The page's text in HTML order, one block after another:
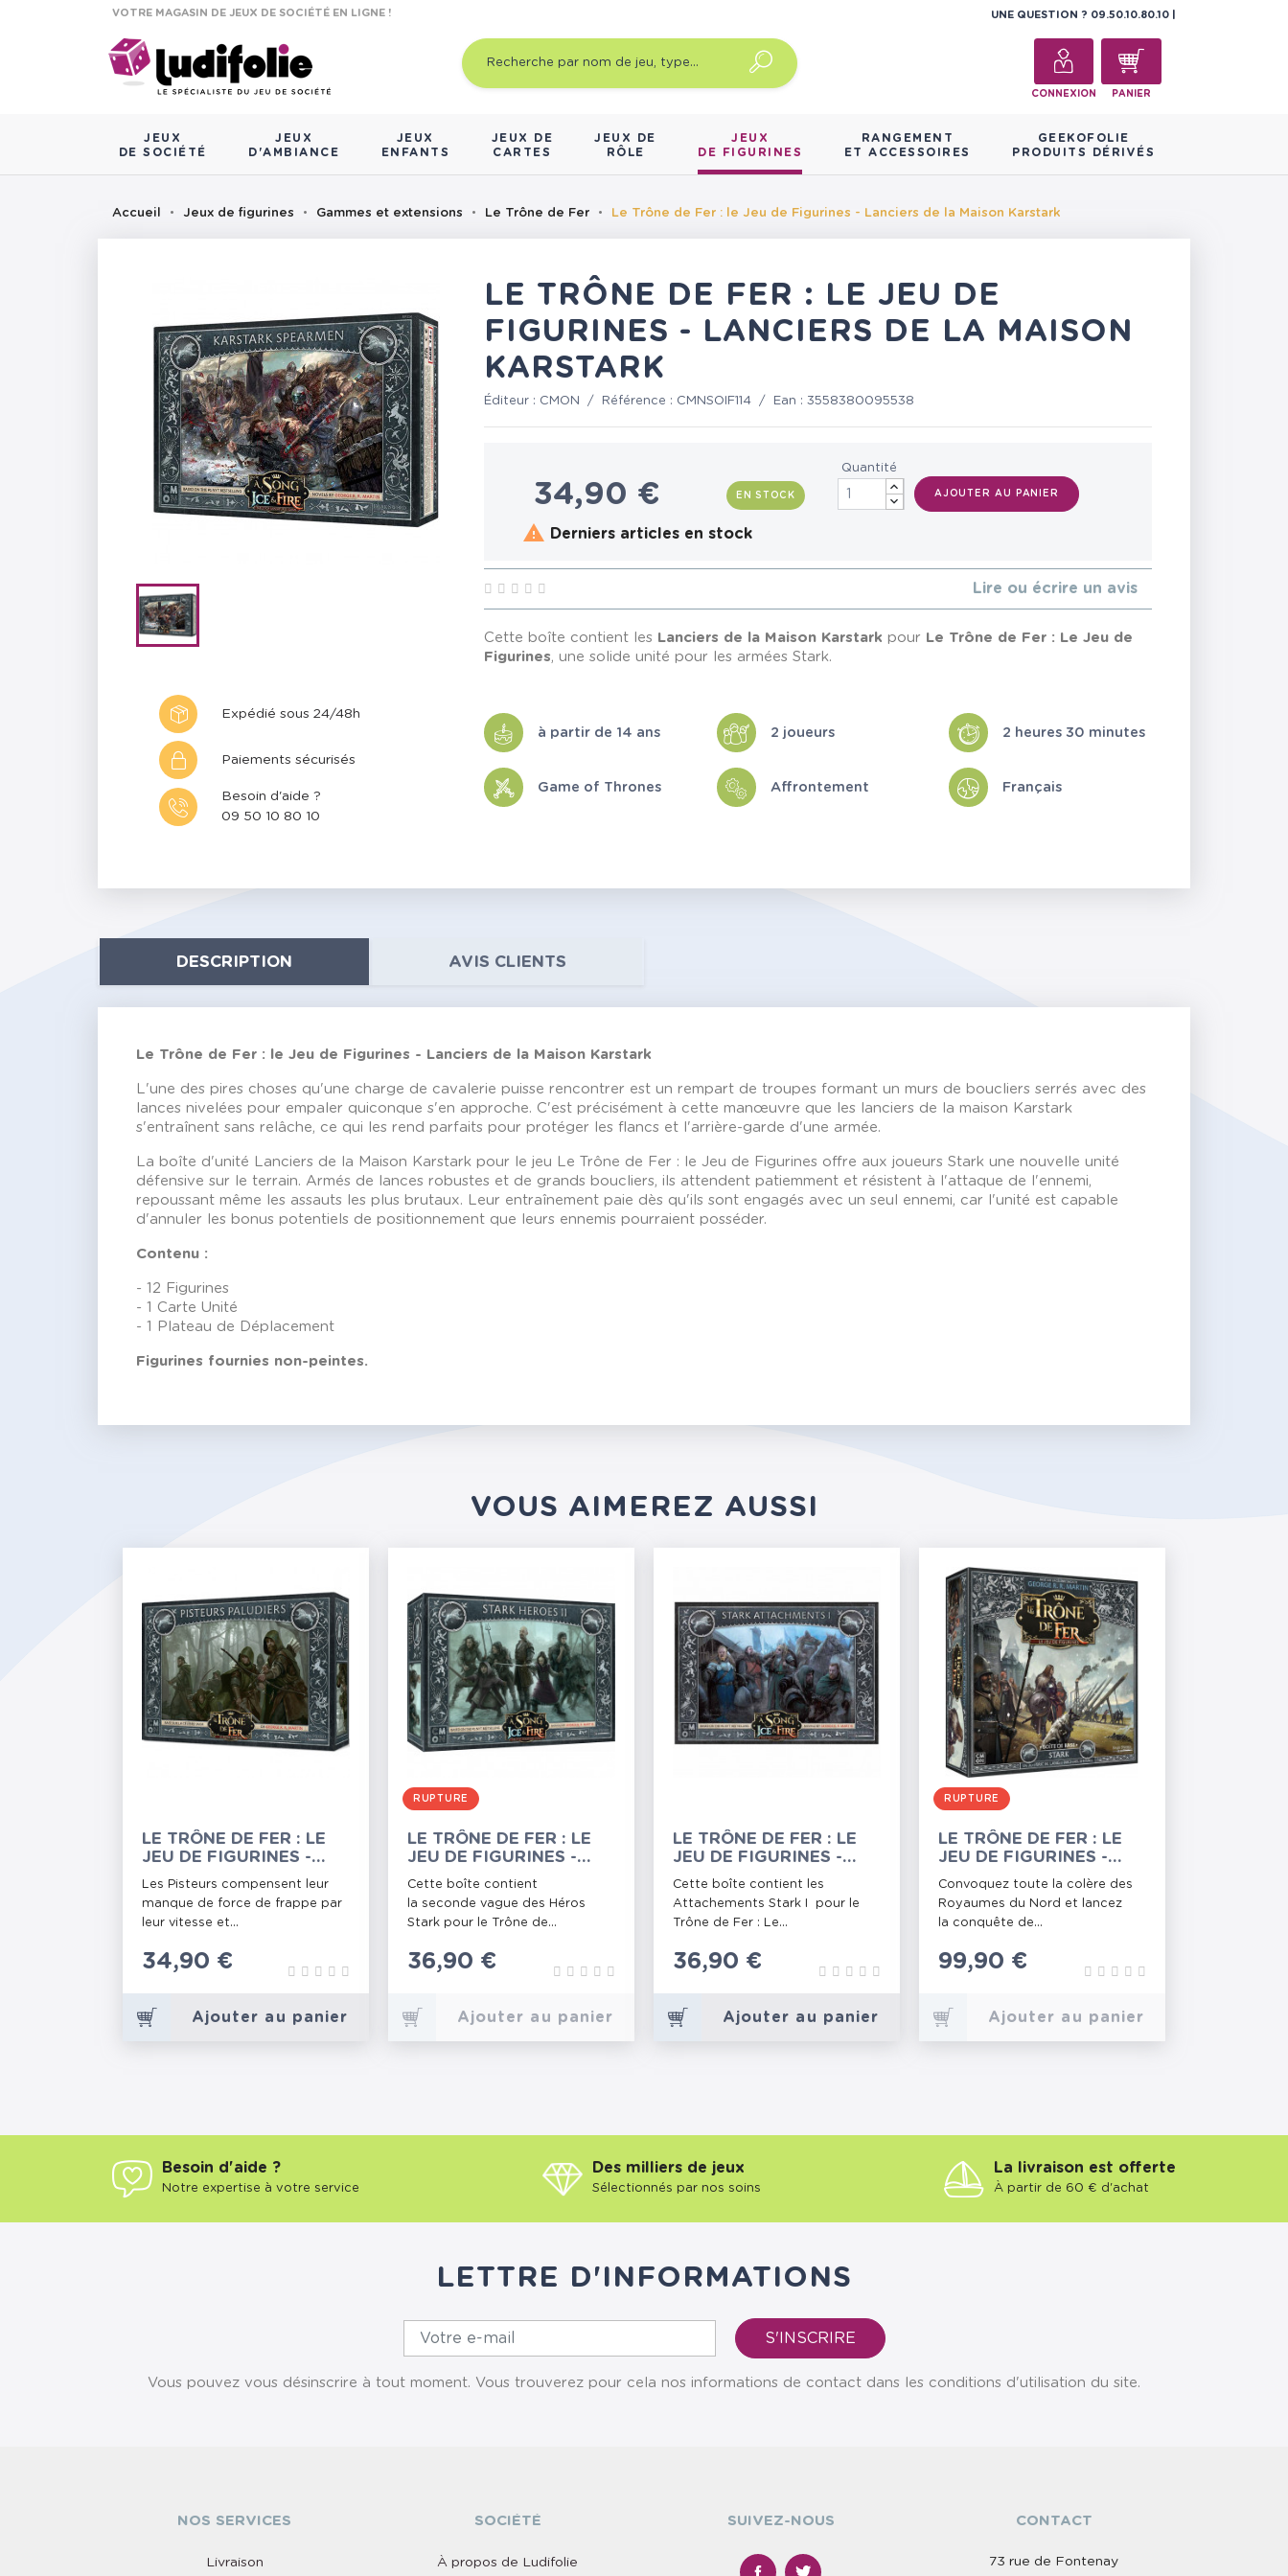
VOTRE MAGASIN DE JEUX DE SOCIÉTÉ EN LIGNE ! UNE QUESTION ? 09.50.10.80.10
CONNEXION PANIER
JEUX
DE SOCIÉTÉ
JEUX
D'AMBIANCE
JEUX
ENFANTS
JEUX DE
CARTES
JEUX DE
RÔLE
JEUX
DE FIGURINES
RANGEMENT
ET ACCESSOIRES
GEEKOFOLIE
PRODUITS DÉRIVÉS
Accueil Jeux de figurines Gammes et extensions Le Trône de Fer Le Trône de Fer : le Jeu de Figurines - Lanciers de la Maison Karstark
Expédié sous 24/48h
Paiements sécurisés
Besoin d'aide ?
09 50 10 80 10
LE TRÔNE DE FER : LE JEU DE
FIGURINES - LANCIERS DE LA MAISON
KARSTARK
Éditeur : CMON / Référence : CMNSOIF114 / Ean :3558380095538
34,90 € EN STOCK
Quantité
AJOUTER AU PANIER
 Derniers articles en stock
Lire ou écrire un avis
Cette boîte contient les Lanciers de la Maison Karstarkpour Le Trône de Fer : Le Jeu de
Figurines, une solide unité pour les armées Stark.
à partir de 14 ans 2 joueurs 2 heures 30 minutes
Game of Thrones Affrontement Français
DESCRIPTION AVIS CLIENTS
Le Trône de Fer : le Jeu de Figurines - Lanciers de la Maison Karstark
L'une des pires choses qu'une charge de cavalerie puisse rencontrer est un rempart de troupes formant un murs de boucliers serrés avec des
lances nivelées pour empaler quiconque s'en approche. C'est précisément à cette manœuvre que les lanciers de la maison Karstark
s'entraînent sans relâche, ce qui les rend parfaits pour protéger les flancs et l'arrière-garde d'une armée.
La boîte d'unité Lanciers de la Maison Karstark pour le jeu Le Trône de Fer : le Jeu de Figurines offre aux joueurs Stark une nouvelle unité
défensive sur le terrain. Armés de lances robustes et de grands boucliers, ils attendent patiemment et résistent à l'attaque de l'ennemi,
repoussant même les assauts les plus brutaux. Leur entraînement paie dès qu'ils sont engagés avec un seul ennemi, car l'unité est capable
d'annuler les bonus potentiels de positionnement que leurs ennemis pourraient posséder.
Contenu :
- 12 Figurines
- 1 Carte Unité
- 1 Plateau de Déplacement
Figurines fournies non-peintes.
VOUS AIMEREZ AUSSI
LE TRÔNE DE FER : LE
JEU DE FIGURINES -
PISTEURS PALUDIERS
Les Pisteurs compensent leur
manque de force de frappe par
leur vitesse et...
Prix
34,90 €
Ajouter au panier
RUPTURE
LE TRÔNE DE FER : LE
JEU DE FIGURINES -
HÉROS STARK II
Cette boîte contient
la seconde vague des Héros
Stark pour le Trône de...
Prix
36,90 €
Ajouter au panier
LE TRÔNE DE FER : LE
JEU DE FIGURINES -
ATTACHEMENTS STARK
I
Cette boîte contient les
Attachements Stark I pour le
Trône de Fer : Le...
Prix
36,90 €
Ajouter au panier
RUPTURE
LE TRÔNE DE FER : LE
JEU DE FIGURINES -
STARTER STARK
Convoquez toute la colère des
Royaumes du Nord et lancez
la conquête de...
Prix
99,90 €
Ajouter au panier
Besoin d'aide ?
Notre expertise à votre service
Des milliers de jeux
Sélectionnés par nos soins
La livraison est offerte
À partir de 60 € d'achat
LETTRE D'INFORMATIONS
Vous pouvez vous désinscrire à tout moment. Vous trouverez pour cela nos informations de contact dans les conditions d'utilisation du site.
NOS SERVICES
Livraison
SOCIÉTÉ
À propos de Ludifolie
SUIVEZ-NOUS CONTACT
73 rue de Fontenay